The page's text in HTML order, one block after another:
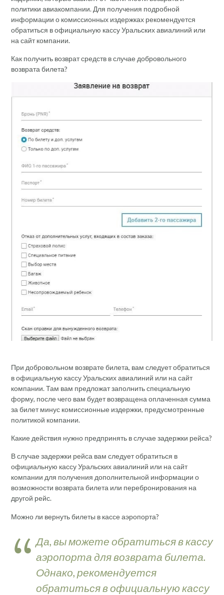
политики авиакомпании. Для получения подробной
информации о комиссионных издержках рекомендуется
обратиться в официальную кассу Уральских авиалиний или
на сайт компании.
Как получить возврат средств в случае добровольного
возврата билета?
При добровольном возврате билета, вам следует обратиться
в официальную кассу Уральских авиалиний или на сайт
компании. Там вам предложат заполнить специальную
форму, после чего вам будет возвращена оплаченная сумма
за билет минус комиссионные издержки, предусмотренные
политикой компании.
Какие действия нужно предпринять в случае задержки рейса?
В случае задержки рейса вам следует обратиться в
официальную кассу Уральских авиалиний или на сайт
компании для получения дополнительной информации о
возможности возврата билета или перебронирования на
другой рейс.
Можно ли вернуть билеты в кассе аэропорта?
Да, вы можете обратиться в кассу
аэропорта для возврата билета.
Однако, рекомендуется
обратиться в официальную кассу